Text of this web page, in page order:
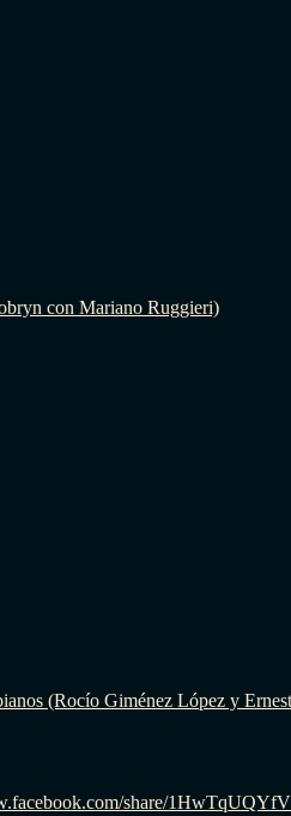
con Mariano Ruggieri)
(Rocío Giménez López y
share/